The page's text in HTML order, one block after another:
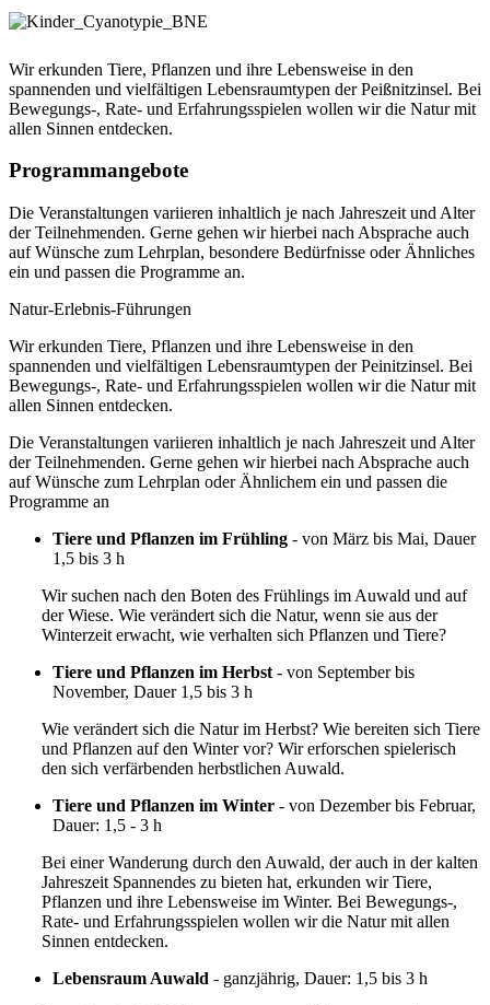
Wir erkunden Tiere, Pflanzen und ihre Lebensweise in den
spannenden und vielfältigen Lebensraumtypen der Peißnitzinsel. Bei
Bewegungs-, Rate- und Erfahrungsspielen wollen wir die Natur mit
allen Sinnen entdecken.
Programmangebote
Die Veranstaltungen variieren inhaltlich je nach Jahreszeit und Alter
der Teilnehmenden. Gerne gehen wir hierbei nach Absprache auch
auf Wünsche zum Lehrplan, besondere Bedürfnisse oder Ähnliches
ein und passen die Programme an.
Natur-Erlebnis-Führungen
Wir erkunden Tiere, Pflanzen und ihre Lebensweise in den
spannenden und vielfältigen Lebensraumtypen der Peinitzinsel. Bei
Bewegungs-, Rate- und Erfahrungsspielen wollen wir die Natur mit
allen Sinnen entdecken.
Die Veranstaltungen variieren inhaltlich je nach Jahreszeit und Alter
der Teilnehmenden. Gerne gehen wir hierbei nach Absprache auch
auf Wünsche zum Lehrplan oder Ähnlichem ein und passen die
Programme an
Tiere und Pflanzen im Frühling - von März bis Mai, Dauer
1,5 bis 3 h
Wir suchen nach den Boten des Frühlings im Auwald und auf
der Wiese. Wie verändert sich die Natur, wenn sie aus der
Winterzeit erwacht, wie verhalten sich Pflanzen und Tiere?
Tiere und Pflanzen im Herbst - von September bis
November, Dauer 1,5 bis 3 h
Wie verändert sich die Natur im Herbst? Wie bereiten sich Tiere
und Pflanzen auf den Winter vor? Wir erforschen spielerisch
den sich verfärbenden herbstlichen Auwald.
Tiere und Pflanzen im Winter - von Dezember bis Februar,
Dauer: 1,5 - 3 h
Bei einer Wanderung durch den Auwald, der auch in der kalten
Jahreszeit Spannendes zu bieten hat, erkunden wir Tiere,
Pflanzen und ihre Lebensweise im Winter. Bei Bewegungs-,
Rate- und Erfahrungsspielen wollen wir die Natur mit allen
Sinnen entdecken.
Lebensraum Auwald - ganzjährig, Dauer: 1,5 bis 3 h